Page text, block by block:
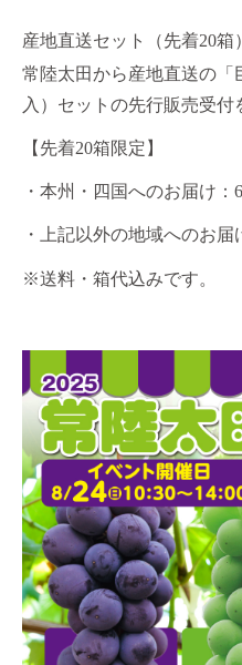
産地直送セット（先着20箱）
常陸太田から産地直送の「
入）セットの先行販売受付
【先着20箱限定】
・本州・四国へのお届け：
・上記以外の地域へのお届
※送料・箱代込みです。